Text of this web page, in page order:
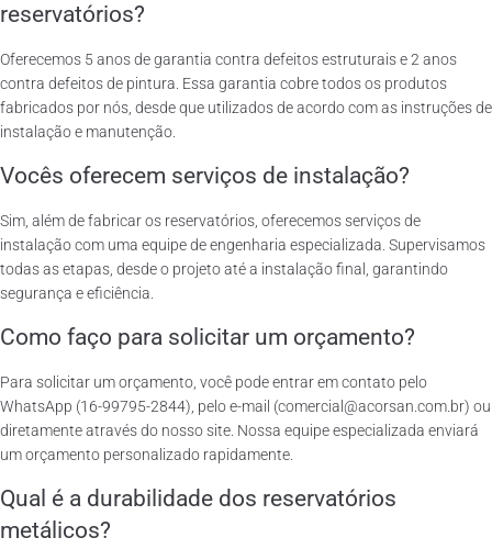
reservatórios?
Oferecemos 5 anos de garantia contra defeitos estruturais e 2 anos
contra defeitos de pintura. Essa garantia cobre todos os produtos
fabricados por nós, desde que utilizados de acordo com as instruções de
instalação e manutenção.
Vocês oferecem serviços de instalação?
Sim, além de fabricar os reservatórios, oferecemos serviços de
instalação com uma equipe de engenharia especializada. Supervisamos
todas as etapas, desde o projeto até a instalação final, garantindo
segurança e eficiência.
Como faço para solicitar um orçamento?
Para solicitar um orçamento, você pode entrar em contato pelo
WhatsApp (16-99795-2844), pelo e-mail (comercial@acorsan.com.br) ou
diretamente através do nosso site. Nossa equipe especializada enviará
um orçamento personalizado rapidamente.
Qual é a durabilidade dos reservatórios
metálicos?